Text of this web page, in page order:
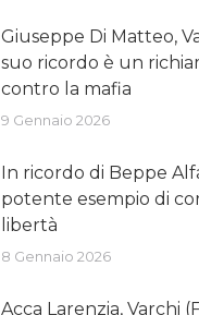
Giuseppe Di Matteo,
suo ricordo è un
contro la mafia
9 Gennaio 2026
In ricordo di Beppe
potente esempio di
libertà
8 Gennaio 2026
Acca Larenzia, Varchi